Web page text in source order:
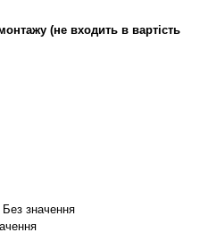
(не входить в вартість
Без значення